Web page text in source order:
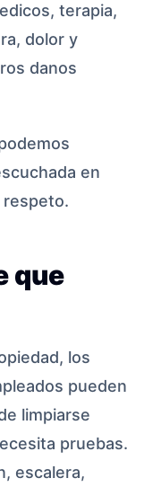
terapia,
dolor y
danos
en
respeto.
que
los
pueden
limpiarse
pruebas.
escalera,